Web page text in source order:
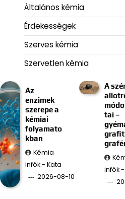
Általános kémia
Érdekességek
Szerves kémia
Szervetlen kémia
Az
enzimek
szerepe a
kémiai
folyamato
kban
Kémia
infók - Kata
2026-08-10
A
tai –
grafit
infók